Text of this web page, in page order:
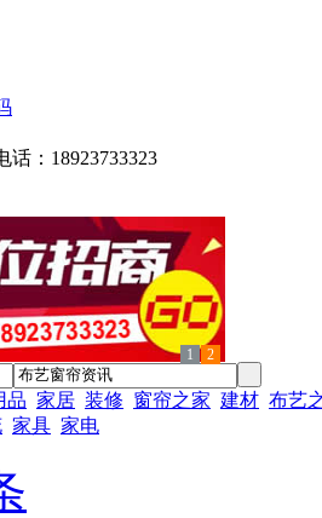
话：18923733323
1 2
品 家居 装修 窗帘之家 建材 布艺
家具 家电